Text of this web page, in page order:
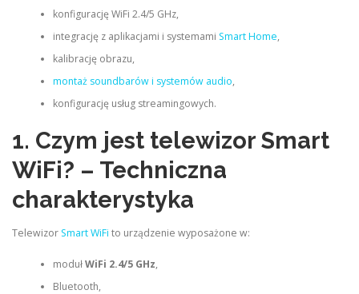
konfigurację WiFi 2.4/5 GHz,
integrację z aplikacjami i systemami Smart Home,
kalibrację obrazu,
montaż soundbarów i systemów audio,
konfigurację usług streamingowych.
1. Czym jest telewizor Smart
WiFi? – Techniczna
charakterystyka
Telewizor Smart WiFi to urządzenie wyposażone w:
modułWiFi 2.4/5 GHz,
Bluetooth,